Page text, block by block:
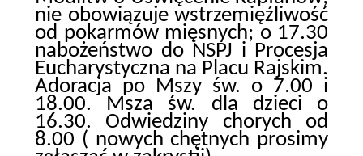
nie obowiązuje wstrzemięźliwość
od pokarmów mięsnych; o 17.30
nabożeństwo do NSPJ i Procesja
Eucharystyczna na Placu Rajskim.
Adoracja po Mszy św. o 7.00 i
18.00. Msza św. dla dzieci o
16.30. Odwiedziny chorych od
8.00 ( nowych chętnych prosimy